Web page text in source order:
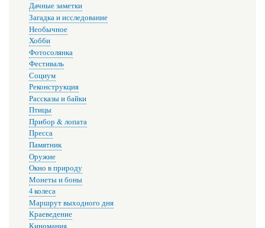
Дачные заметки
Загадка и исследование
Необычное
Хобби
Фотосолянка
Фестиваль
Социум
Реконструкция
Рассказы и байки
Птицы
Прибор & лопата
Пресса
Памятник
Оружие
Окно в природу
Монеты и боны
4 колеса
Маршрут выходного дня
Краеведение
Киномания